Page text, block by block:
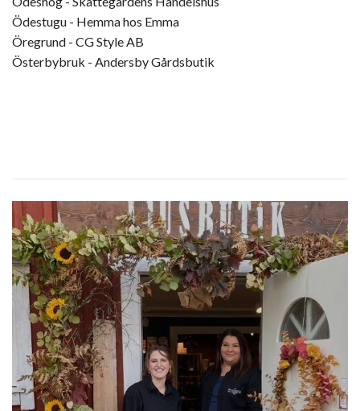
Ödestugu - Hemma hos Emma
Öregrund - CG Style AB
Österbybruk - Andersby Gårdsbutik